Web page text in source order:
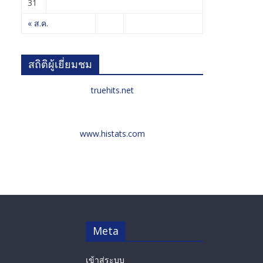
« ส.ค.
31
สถิติผู้เยี่ยมชม
truehits.net
www.histats.com
Meta
เข้าสู่ระบบ